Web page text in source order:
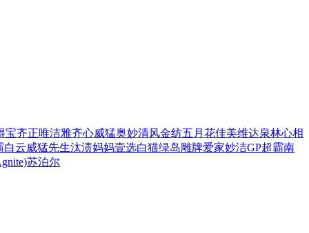
宝齐正唯洁雅齐心威猛奥妙清风金纺五月花佳美维达泉林心相
白云威猛先生汰渍妈妈壹选白猫绿岛雕牌爱家妙洁GP超霸南
苏泊尔